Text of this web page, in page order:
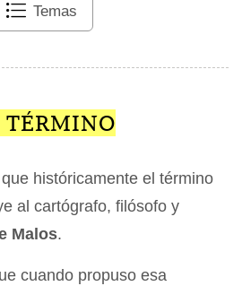
Temas
TÉRMINO
históricamente el término
al cartógrafo, filósofo y
Malos.
cuando propuso esa